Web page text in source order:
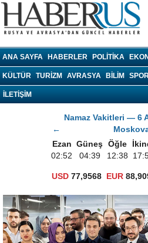
ANA SAYFA HABERLER POLITIKA
KÜLTÜR TURIZM AVRASYA BILIM
İLETİŞİM
Namaz Vakitleri — 6
←
Ezan Güneş Öğle
02:52
04:39 12:38
USD 77,9568 EUR